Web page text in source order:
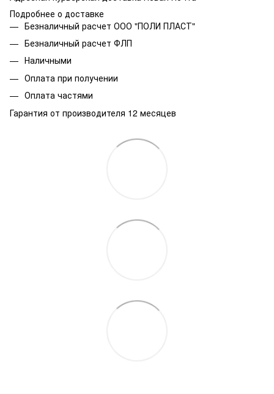
Подробнее о доставке
Безналичный расчет ООО "ПОЛИ ПЛАСТ"
Безналичный расчет ФЛП
Наличными
Оплата при получении
Оплата частями
Гарантия от производителя 12 месяцев